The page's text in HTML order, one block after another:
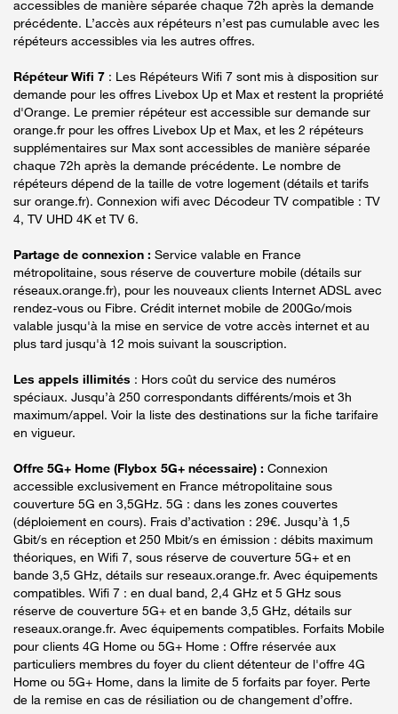
accessibles de manière séparée chaque 72h après la demande
précédente. L’accès aux répéteurs n’est pas cumulable avec les
répéteurs accessibles via les autres offres.
Répéteur Wifi 7 : Les Répéteurs Wifi 7 sont mis à disposition sur
demande pour les offres Livebox Up et Max et restent la propriété
d'Orange. Le premier répéteur est accessible sur demande sur
orange.fr pour les offres Livebox Up et Max, et les 2 répéteurs
supplémentaires sur Max sont accessibles de manière séparée
chaque 72h après la demande précédente. Le nombre de
répéteurs dépend de la taille de votre logement (détails et tarifs
sur orange.fr). Connexion wifi avec Décodeur TV compatible : TV
4, TV UHD 4K et TV 6.
Partage de connexion : Service valable en France
métropolitaine, sous réserve de couverture mobile (détails sur
réseaux.orange.fr), pour les nouveaux clients Internet ADSL avec
rendez-vous ou Fibre. Crédit internet mobile de 200Go/mois
valable jusqu'à la mise en service de votre accès internet et au
plus tard jusqu'à 12 mois suivant la souscription.
Les appels illimités : Hors coût du service des numéros
spéciaux. Jusqu’à 250 correspondants différents/mois et 3h
maximum/appel. Voir la liste des destinations sur la fiche tarifaire
en vigueur.
Offre 5G+ Home (Flybox 5G+ nécessaire) : Connexion
accessible exclusivement en France métropolitaine sous
couverture 5G en 3,5GHz. 5G : dans les zones couvertes
(déploiement en cours). Frais d’activation : 29€. Jusqu’à 1,5
Gbit/s en réception et 250 Mbit/s en émission : débits maximum
théoriques, en Wifi 7, sous réserve de couverture 5G+ et en
bande 3,5 GHz, détails sur reseaux.orange.fr. Avec équipements
compatibles. Wifi 7 : en dual band, 2,4 GHz et 5 GHz sous
réserve de couverture 5G+ et en bande 3,5 GHz, détails sur
reseaux.orange.fr. Avec équipements compatibles. Forfaits Mobile
pour clients 4G Home ou 5G+ Home : Offre réservée aux
particuliers membres du foyer du client détenteur de l'offre 4G
Home ou 5G+ Home, dans la limite de 5 forfaits par foyer. Perte
de la remise en cas de résiliation ou de changement d’offre.